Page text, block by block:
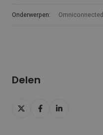
Onderwerpen: Omniconnected
Delen
Delen
op
Delen
Delen
op